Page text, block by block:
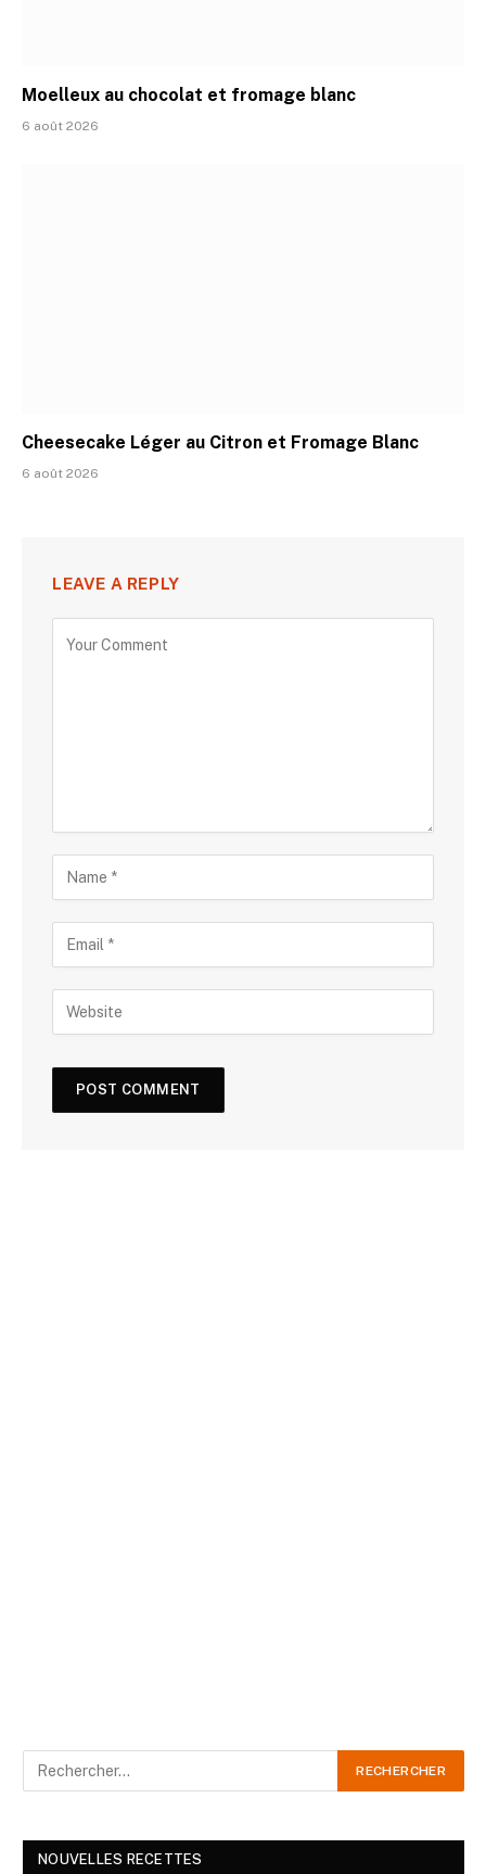
Moelleux au chocolat et fromage blanc
6 août 2026
Cheesecake Léger au Citron et Fromage Blanc
6 août 2026
LEAVE A REPLY
NOUVELLES RECETTES